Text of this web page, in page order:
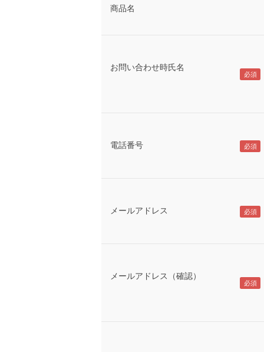
商品名
お問い合わせ時氏名
電話番号
メールアドレス
メールアドレス（確認）